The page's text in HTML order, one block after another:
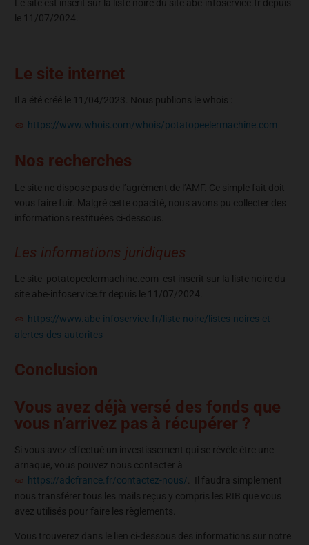
Le site est inscrit sur la liste noire du site abe-infoservice.fr depuis
le 11/07/2024.
Le site internet
Il a été créé le 11/04/2023. Nous publions le whois :
https://www.whois.com/whois/potatopeelermachine.com
Nos recherches
Le site ne dispose pas de l’agrément de l’AMF. Ce simple fait doit
vous faire fuir. Malgré cette opacité, nous avons pu collecter des
informations restituées ci-dessous.
Les informations juridiques
Le site potatopeelermachine.com est inscrit sur la liste noire du
site abe-infoservice.fr depuis le 11/07/2024.
https://www.abe-infoservice.fr/liste-noire/listes-noires-et-
alertes-des-autorites
Conclusion
Vous avez déjà versé des fonds que
vous n’arrivez pas à récupérer ?
Si vous avez effectué un investissement qui se révèle être une
arnaque, vous pouvez nous contacter à
https://adcfrance.fr/contactez-nous/ . Il faudra simplement
nous transférer tous les mails reçus y compris les RIB que vous
avez utilisés pour faire les règlements.
Vous trouverez dans le lien ci-dessous des informations sur notre